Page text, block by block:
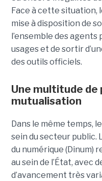
Face à cette situation,
mise à disposition de
l’ensemble des
usages et de sortir
des outils officiels.
Une multitude de
mutualisation
Dans le même temps,
sein du secteur
du numérique (Dinum)
au sein de l’État, avec
d’avancement très